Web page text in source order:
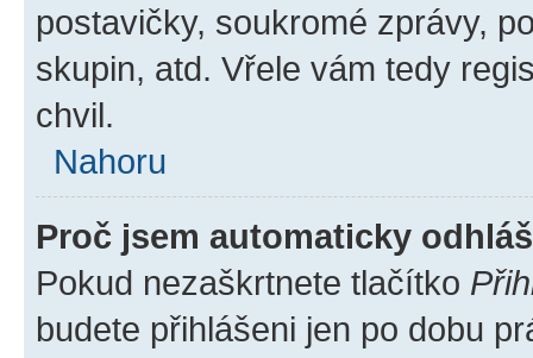
postavičky, soukromé zprávy,
skupin, atd. Vřele vám tedy
chvil.
Nahoru
Proč jsem automaticky
Pokud nezaškrtnete tlačítko
budete přihlášeni jen po dobu